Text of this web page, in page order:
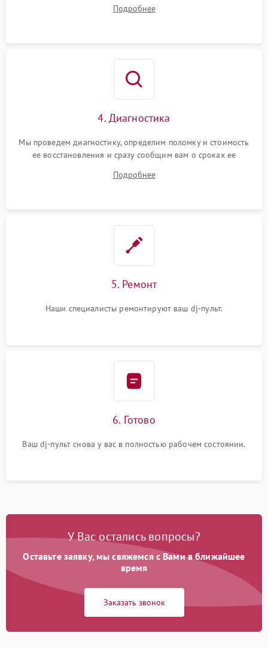
Подробнее
4. Диагностика
Мы проведем диагностику, определим поломку и стоимость
ее восстановления и сразу сообщим вам о сроках ее
Подробнее
5. Ремонт
Наши специалисты ремонтируют ваш dj-пульт.
6. Готово
Ваш dj-пульт снова у вас в полностью рабочем состоянии.
У Вас остались вопросы?
Оставьте заявку, мы свяжемся с Вами в ближайшее
время
Заказать звонок